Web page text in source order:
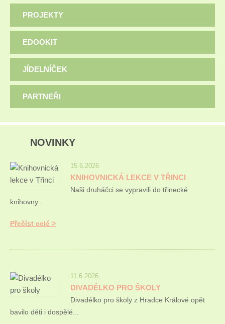
PROJEKTY
EDOOKIT
JÍDELNÍČEK
PARTNEŘI
NOVINKY
15.6.2026
KNIHOVNICKÁ LEKCE V TŘINCI
Naši druháčci se vypravili do třinecké
knihovny...
Přečíst celé
11.6.2026
DIVADÉLKO PRO ŠKOLY
Divadélko pro školy z Hradce Králové opět
bavilo děti i dospělé...